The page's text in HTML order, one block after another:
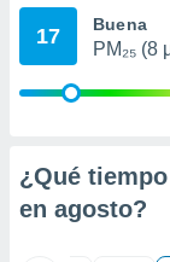
publicidad
17 Buena
PM₂₅ (8
¿Qué
en agosto?